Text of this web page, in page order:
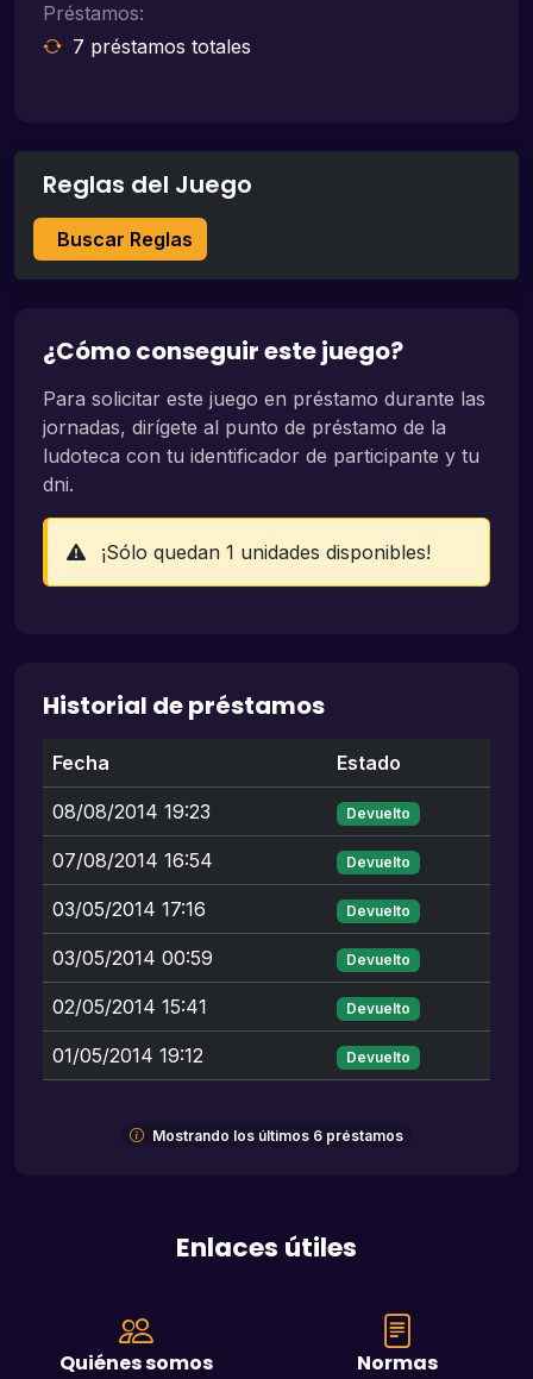
Préstamos:
7 préstamos totales
Reglas del Juego
Buscar Reglas
¿Cómo conseguir este juego?
Para solicitar este juego en préstamo durante las
jornadas, dirígete al punto de préstamo de la
ludoteca con tu identificador de participante y tu
dni.
¡Sólo quedan 1 unidades disponibles!
Historial de préstamos
Fecha Estado
08/08/2014 19:23 Devuelto
07/08/2014 16:54 Devuelto
03/05/2014 17:16 Devuelto
03/05/2014 00:59 Devuelto
02/05/2014 15:41 Devuelto
01/05/2014 19:12 Devuelto
Mostrando los últimos 6 préstamos
Enlaces útiles
Quiénes somos Normas